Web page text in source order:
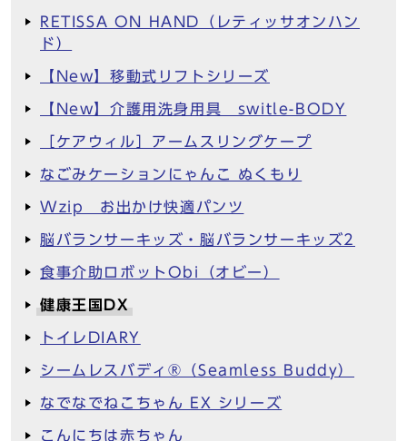
RETISSA ON HAND（レティッサオンハン
ド）
【New】移動式リフトシリーズ
【New】介護用洗身用具 switle-BODY
［ケアウィル］アームスリングケープ
なごみケーションにゃんこ ぬくもり
Wzip お出かけ快適パンツ
脳バランサーキッズ・脳バランサーキッズ2
食事介助ロボットObi（オビー）
健康王国DX
トイレDIARY
シームレスバディ®︎（Seamless Buddy）
なでなでねこちゃん EX シリーズ
こんにちは赤ちゃん